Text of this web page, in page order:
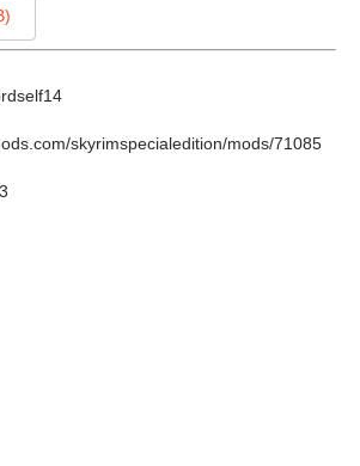
skyrimspecialedition/mods/71085